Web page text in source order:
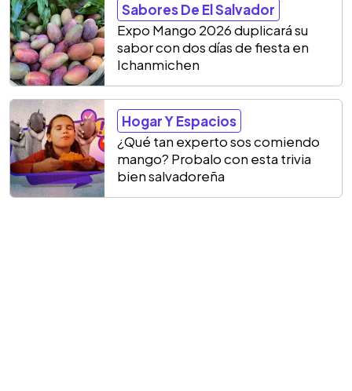
Sabores De El Salvador
Expo Mango 2026 duplicará su
sabor con dos días de fiesta en
Ichanmichen
Hogar Y Espacios
¿Qué tan experto sos comiendo
mango? Probalo con esta trivia
bien salvadoreña